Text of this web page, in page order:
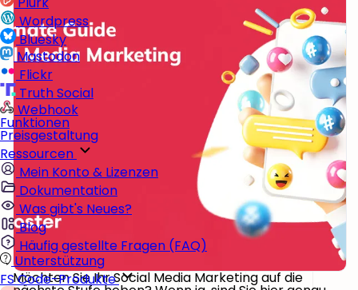
Wordpress
Bluesky
Mastodon
Flickr
Truth Social
Webhook
Funktionen
Preisgestaltung
Ressourcen
Mein Konto & Lizenzen
Dokumentation
Was gibt's Neues?
Blog
Häufig gestellte Fragen (FAQ)
Unterstützung
FS Code-Produkte
Möchten Sie Ihr Social Media Marketing auf die